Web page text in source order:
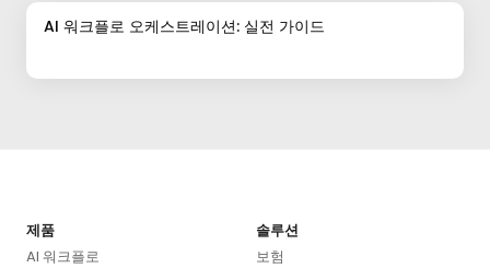
AI 워크플로 오케스트레이션: 실전 가이드
제품
AI 워크플로
솔루션
보험